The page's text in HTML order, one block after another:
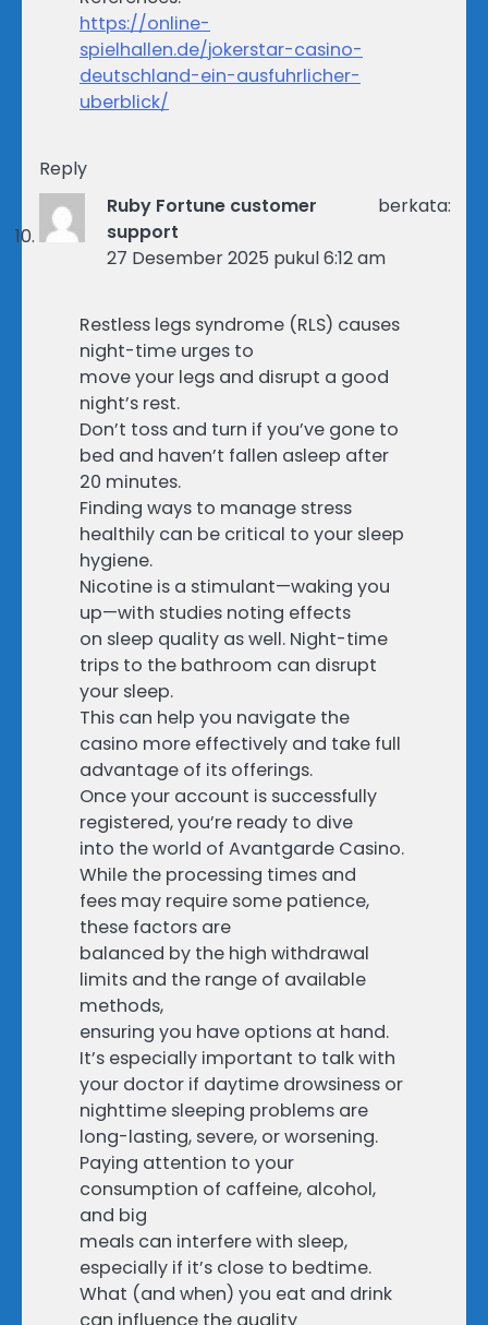
https://online-
spielhallen.de/jokerstar-casino-
deutschland-ein-ausfuhrlicher-
uberblick/
Reply
Ruby Fortune customer
support
berkata:
27 Desember 2025 pukul 6:12 am
Restless legs syndrome (RLS) causes
night-time urges to
move your legs and disrupt a good
night’s rest.
Don’t toss and turn if you’ve gone to
bed and haven’t fallen asleep after
20 minutes.
Finding ways to manage stress
healthily can be critical to your sleep
hygiene.
Nicotine is a stimulant—waking you
up—with studies noting effects
on sleep quality as well. Night-time
trips to the bathroom can disrupt
your sleep.
This can help you navigate the
casino more effectively and take full
advantage of its offerings.
Once your account is successfully
registered, you’re ready to dive
into the world of Avantgarde Casino.
While the processing times and
fees may require some patience,
these factors are
balanced by the high withdrawal
limits and the range of available
methods,
ensuring you have options at hand.
It’s especially important to talk with
your doctor if daytime drowsiness or
nighttime sleeping problems are
long-lasting, severe, or worsening.
Paying attention to your
consumption of caffeine, alcohol,
and big
meals can interfere with sleep,
especially if it’s close to bedtime.
What (and when) you eat and drink
can influence the quality